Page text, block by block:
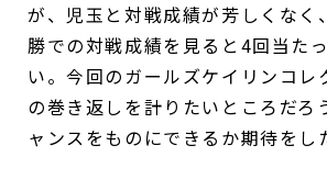
が、児玉と対戦成績が芳しくなく
勝での対戦成績を見ると4回当た
い。今回のガールズケイリンコレ
の巻き返しを計りたいところだろ
ャンスをものにできるか期待をし